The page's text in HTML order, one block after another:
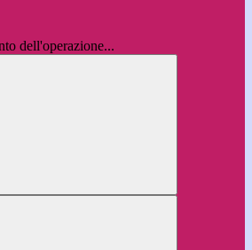
dell'operazione...